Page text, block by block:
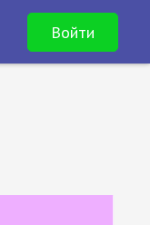
Войти